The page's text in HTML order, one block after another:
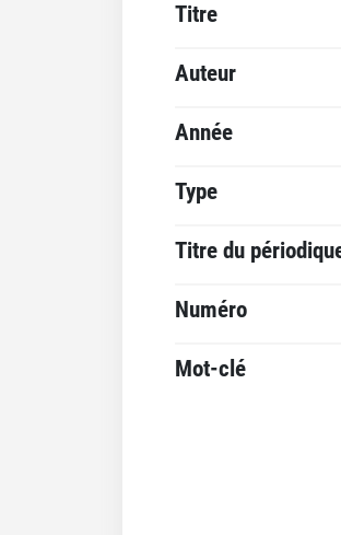
Titre
Auteur
Année
Type
Titre du
Numéro
Mot-clé